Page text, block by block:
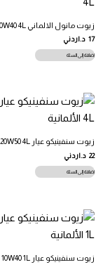
زيوت مانول الالماني 10W40 4L
17 د.اردني
إضافة إلى السلة
زيوت سنفينيكو عيار 20W50 4L الألمانية
22 د.اردني
إضافة إلى السلة
زيوت سنفينيكو عيار 10W40 1L الألمانية